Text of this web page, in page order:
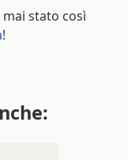
mai stato così
!